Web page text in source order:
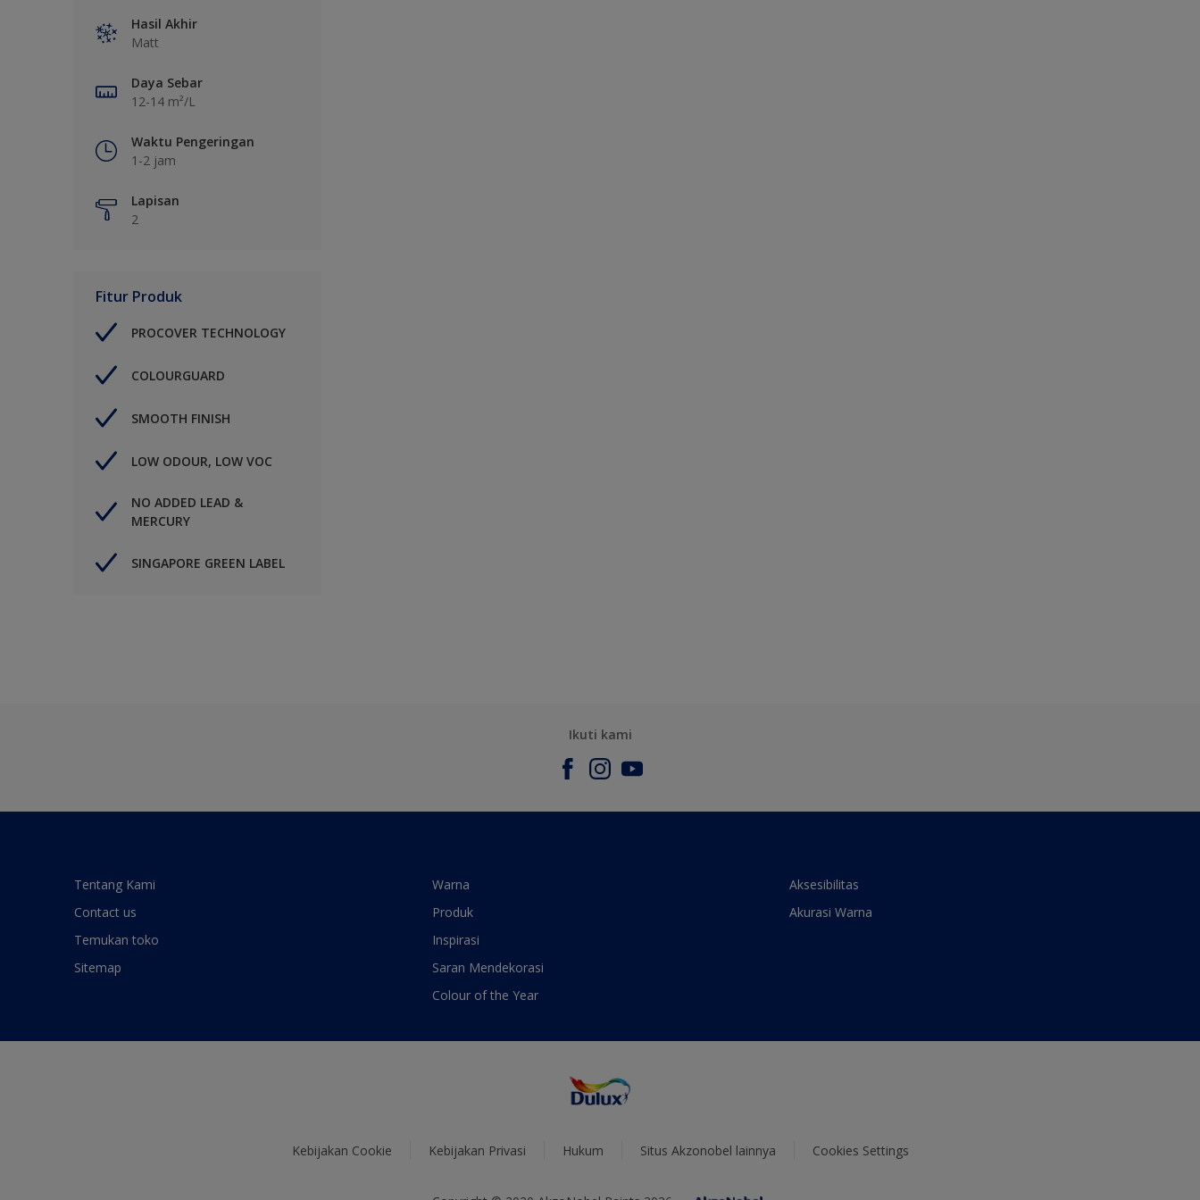
Hasil Akhir
Matt
Daya Sebar
12-14 m²/L
Waktu Pengeringan
1-2 jam
Lapisan
2
Fitur Produk
PROCOVER TECHNOLOGY
COLOURGUARD
SMOOTH FINISH
LOW ODOUR, LOW VOC
NO ADDED LEAD &
MERCURY
SINGAPORE GREEN LABEL
Ikuti kami
Tentang Kami
Contact us
Temukan toko
Sitemap
Warna
Produk
Inspirasi
Saran Mendekorasi
Colour of the Year
Aksesibilitas
Akurasi Warna
Kebijakan Cookie Kebijakan Privasi Hukum Situs Akzonobel lainnya Cookies Settings